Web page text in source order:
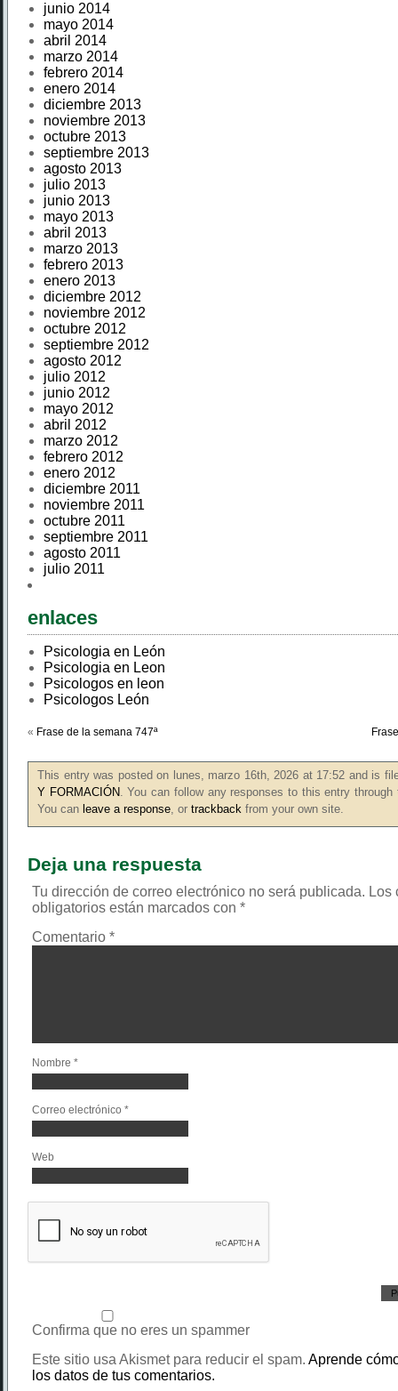
junio 2014
mayo 2014
abril 2014
marzo 2014
febrero 2014
enero 2014
diciembre 2013
noviembre 2013
octubre 2013
septiembre 2013
agosto 2013
julio 2013
junio 2013
mayo 2013
abril 2013
marzo 2013
febrero 2013
enero 2013
diciembre 2012
noviembre 2012
octubre 2012
septiembre 2012
agosto 2012
julio 2012
junio 2012
mayo 2012
abril 2012
marzo 2012
febrero 2012
enero 2012
diciembre 2011
noviembre 2011
octubre 2011
septiembre 2011
agosto 2011
julio 2011
enlaces
Psicologia en León
Psicologia en Leon
Psicologos en leon
Psicologos León
« Frase de la semana 747ª
This entry was posted on lunes, marzo 16th, 2026 at 17:52 and is
Y FORMACIÓN. You can follow any responses to this entry
You can leave a response, or trackback from your own site.
Deja una respuesta
Tu dirección de correo electrónico no será publicada. Los
obligatorios están marcados con *
Comentario *
Nombre *
Correo electrónico *
Web
Confirma que no eres un spammer
Este sitio usa Akismet para reducir el spam. Aprende
los datos de tus comentarios.